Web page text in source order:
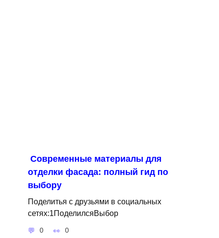
Современные материалы для
отделки фасада: полный гид по
выбору
Поделитья с друзьями в социальных
сетях:1ПоделилсяВыбор
0 0